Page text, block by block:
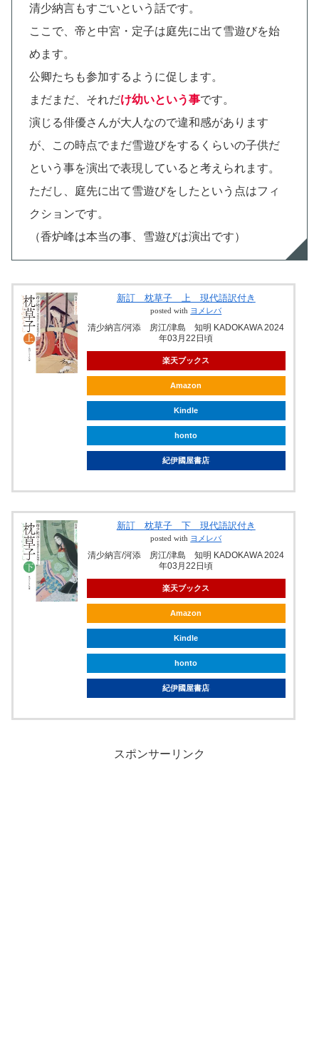
清少納言もすごいという話です。
ここで、帝と中宮・定子は庭先に出て雪遊びを始
めます。
公卿たちも参加するように促します。
まだまだ、それだけ幼いという事です。
演じる俳優さんが大人なので違和感があります
が、この時点でまだ雪遊びをするくらいの子供だ
という事を演出で表現していると考えられます。
ただし、庭先に出て雪遊びをしたという点はフィ
クションです。
（香炉峰は本当の事、雪遊びは演出です）
新訂 枕草子 上 現代語訳付き
posted with ヨメレバ
清少納言/河添 房江/津島 知明 KADOKAWA 2024
年03月22日頃
楽天ブックス
Amazon
Kindle
honto
紀伊國屋書店
新訂 枕草子 下 現代語訳付き
posted with ヨメレバ
清少納言/河添 房江/津島 知明 KADOKAWA 2024
年03月22日頃
楽天ブックス
Amazon
Kindle
honto
紀伊國屋書店
スポンサーリンク